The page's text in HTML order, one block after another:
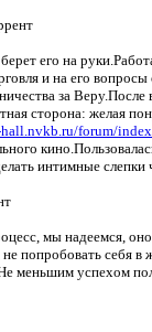
его на
и на его
за
сторона: желая
forum/
интимные слепки
мы надеемся,
попробовать себя
меньшим успехом